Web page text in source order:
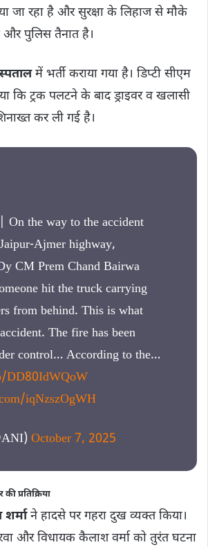
जा रहा है और सुरक्षा के लिहाज से मौके
और पुलिस तैनात है।
में भर्ती कराया गया है। डिप्टी सीएम
कि ट्रक पलटने के बाद ड्राइवर व खलासी
कर ली गई है।
| On the way to the accident
Ajmer highway,
CM Prem Chand Bairwa
hit the truck carrying
from behind. This is what
The fire has been
control… According to the…
DD80IdWQoW
iqNzszOgWH
October 7, 2025
प्रतिक्रिया
ने हादसे पर गहरा दुख व्यक्त किया।
और विधायक कैलाश वर्मा को तुरंत घटना